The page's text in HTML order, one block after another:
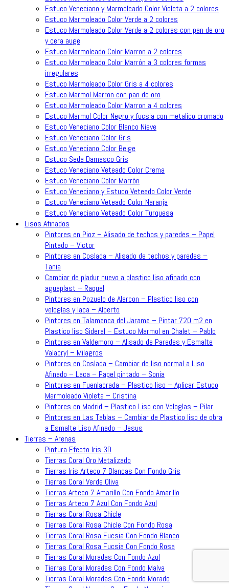
Estuco Veneciano y Marmoleado Color Violeta a 2 colores
Estuco Marmoleado Color Verde a 2 colores
Estuco Marmoleado Color Verde a 2 colores con pan de oro
y cera auge
Estuco Marmoleado Color Marron a 2 colores
Estuco Marmoleado Color Marrón a 3 colores formas
irregulares
Estuco Marmoleado Color Gris a 4 colores
Estuco Marmol Marron con pan de oro
Estuco Marmoleado Color Marron a 4 colores
Estuco Marmol Color Negro y fucsia con metalico cromado
Estuco Veneciano Color Blanco Nieve
Estuco Veneciano Color Gris
Estuco Veneciano Color Beige
Estuco Seda Damasco Gris
Estuco Veneciano Veteado Color Crema
Estuco Veneciano Color Marrón
Estuco Veneciano y Estuco Veteado Color Verde
Estuco Veneciano Veteado Color Naranja
Estuco Veneciano Veteado Color Turquesa
Lisos Afinados
Pintores en Pioz – Alisado de techos y paredes – Papel
Pintado – Victor
Pintores en Coslada – Alisado de techos y paredes –
Tania
Cambiar de pladur nuevo a plastico liso afinado con
aguaplast – Raquel
Pintores en Pozuelo de Alarcon – Plastico liso con
veloglas y laca – Alberto
Pintores en Talamanca del Jarama – Pintar 720 m2 en
Plastico liso Sideral – Estuco Marmol en Chalet – Pablo
Pintores en Valdemoro – Alisado de Paredes y Esmalte
Valacryl – Milagros
Pintores en Coslada – Cambiar de liso normal a Liso
Afinado – Laca – Papel pintado – Sonia
Pintores en Fuenlabrada – Plastico liso – Aplicar Estuco
Marmoleado Violeta – Cristina
Pintores en Madrid – Plastico Liso con Veloglas – Pilar
Pintores en Las Tablas – Cambiar de Plastico liso de obra
a Esmalte Liso Afinado – Jesus
Tierras – Arenas
Pintura Efecto Iris 3D
Tierras Coral Oro Metalizado
Tierras Iris Arteco 7 Blancas Con Fondo Gris
Tierras Coral Verde Oliva
Tierras Arteco 7 Amarillo Con Fondo Amarillo
Tierras Arteco 7 Azul Con Fondo Azul
Tierras Coral Rosa Chicle
Tierras Coral Rosa Chicle Con Fondo Rosa
Tierras Coral Rosa Fucsia Con Fondo Blanco
Tierras Coral Rosa Fucsia Con Fondo Rosa
Tierras Coral Moradas Con Fondo Azul
Tierras Coral Moradas Con Fondo Malva
Tierras Coral Moradas Con Fondo Morado